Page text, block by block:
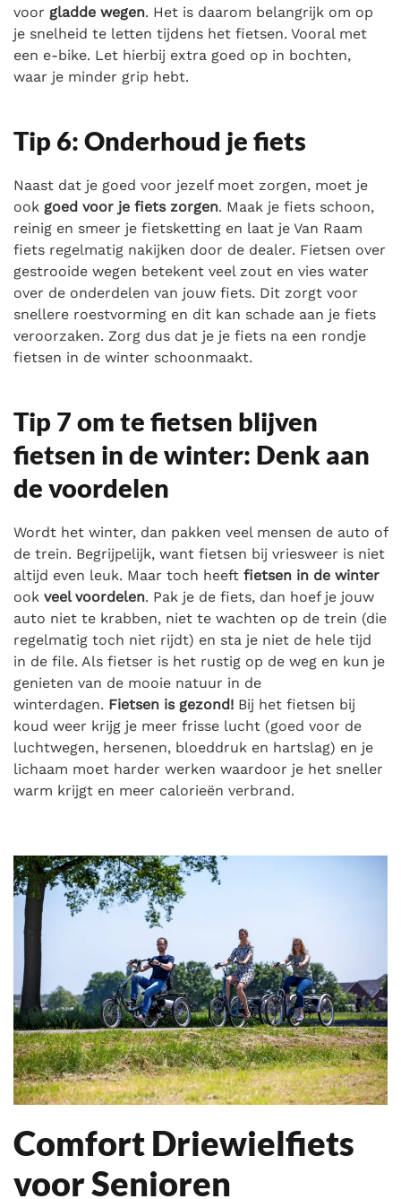
voor gladde wegen. Het is daarom belangrijk om op
je snelheid te letten tijdens het fietsen. Vooral met
een e-bike. Let hierbij extra goed op in bochten,
waar je minder grip hebt.
Tip 6: Onderhoud je fiets
Naast dat je goed voor jezelf moet zorgen, moet je
ook goed voor je fiets zorgen. Maak je fiets schoon,
reinig en smeer je fietsketting en laat je Van Raam
fiets regelmatig nakijken door de dealer. Fietsen over
gestrooide wegen betekent veel zout en vies water
over de onderdelen van jouw fiets. Dit zorgt voor
snellere roestvorming en dit kan schade aan je fiets
veroorzaken. Zorg dus dat je je fiets na een rondje
fietsen in de winter schoonmaakt.
Tip 7 om te fietsen blijven
fietsen in de winter: Denk aan
de voordelen
Wordt het winter, dan pakken veel mensen de auto of
de trein. Begrijpelijk, want fietsen bij vriesweer is niet
altijd even leuk. Maar toch heeft fietsen in de winter
ook veel voordelen. Pak je de fiets, dan hoef je jouw
auto niet te krabben, niet te wachten op de trein (die
regelmatig toch niet rijdt) en sta je niet de hele tijd
in de file. Als fietser is het rustig op de weg en kun je
genieten van de mooie natuur in de
winterdagen. Fietsen is gezond! Bij het fietsen bij
koud weer krijg je meer frisse lucht (goed voor de
luchtwegen, hersenen, bloeddruk en hartslag) en je
lichaam moet harder werken waardoor je het sneller
warm krijgt en meer calorieën verbrand.
Comfort Driewielfiets
voor Senioren